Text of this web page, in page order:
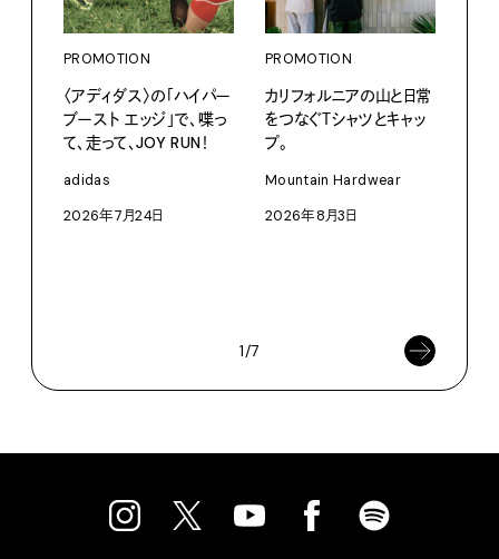
PROMOTION
〈アディダス〉の「ハイパー
ブースト エッジ」で、喋っ
て、走って、JOY RUN！
adidas
2026年7月24日
PROMOTION
カリフォルニアの山と日常
をつなぐＴシャツとキャッ
プ。
Mountain Hardwear
2026年8月3日
1/7